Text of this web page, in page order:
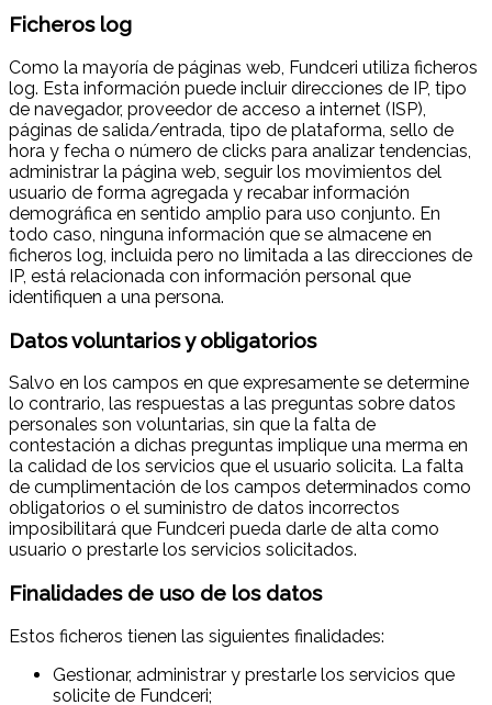
Ficheros log
Como la mayoría de páginas web, Fundceri utiliza ficheros
log. Esta información puede incluir direcciones de IP, tipo
de navegador, proveedor de acceso a internet (ISP),
páginas de salida/entrada, tipo de plataforma, sello de
hora y fecha o número de clicks para analizar tendencias,
administrar la página web, seguir los movimientos del
usuario de forma agregada y recabar información
demográfica en sentido amplio para uso conjunto. En
todo caso, ninguna información que se almacene en
ficheros log, incluida pero no limitada a las direcciones de
IP, está relacionada con información personal que
identifiquen a una persona.
Datos voluntarios y obligatorios
Salvo en los campos en que expresamente se determine
lo contrario, las respuestas a las preguntas sobre datos
personales son voluntarias, sin que la falta de
contestación a dichas preguntas implique una merma en
la calidad de los servicios que el usuario solicita. La falta
de cumplimentación de los campos determinados como
obligatorios o el suministro de datos incorrectos
imposibilitará que Fundceri pueda darle de alta como
usuario o prestarle los servicios solicitados.
Finalidades de uso de los datos
Estos ficheros tienen las siguientes finalidades:
Gestionar, administrar y prestarle los servicios que
solicite de Fundceri;